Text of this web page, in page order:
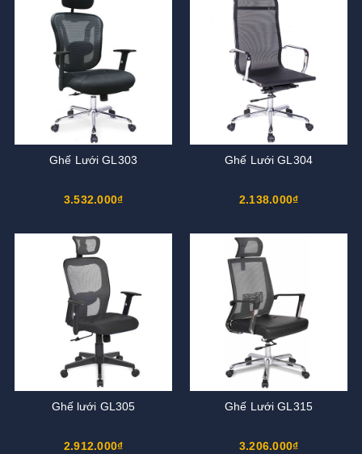
Ghế Lưới GL303
3.532.000₫
Ghế Lưới GL304
2.138.000₫
Ghế lưới GL305
2.912.000₫
Ghế Lưới GL315
3.206.000₫